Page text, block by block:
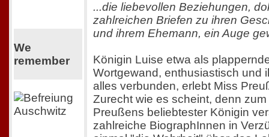
We
remember
...die liebevollen Beziehungen,
zahlreichen Briefen zu ihren
und ihrem Ehemann, ein Auge
Königin Luise etwa als
Wortgewand, enthusiastisch und
alles verbunden, erlebt Miss
Zurecht wie es scheint, denn
Preußens beliebtester Königin
zahlreiche BiographInnen in